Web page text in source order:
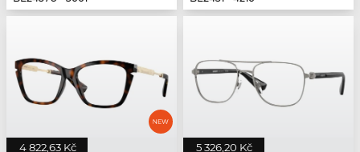
4 822,63 Kč 5 326,20 Kč